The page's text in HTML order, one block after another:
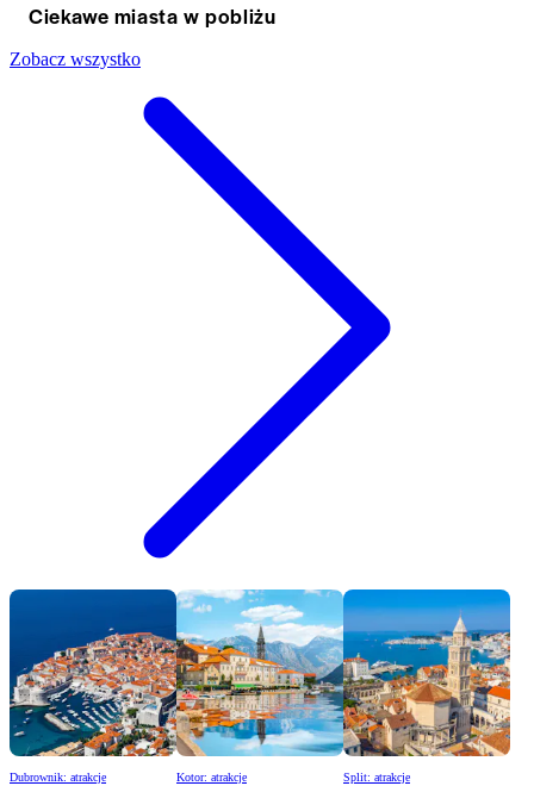
Ciekawe miasta w pobliżu
Zobacz wszystko
Dubrownik: atrakcje Kotor: atrakcje Split: atrakcje